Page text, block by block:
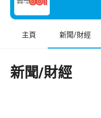
主頁 新聞/財經
新聞/財經